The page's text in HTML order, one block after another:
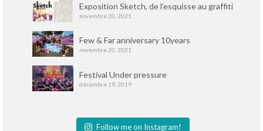
Exposition Sketch, de l’esquisse au graffiti
novembre 20, 2021
Few & Far anniversary 10years
novembre 20, 2021
Festival Under pressure
décembre 19, 2019
Follow me on Instagram!